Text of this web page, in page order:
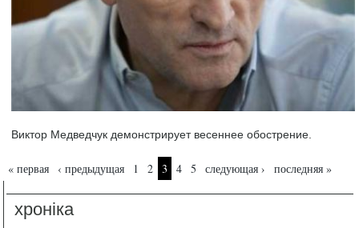
Виктор Медведчук демонстрирует весеннее обострение.
Страницы
« первая ‹ предыдущая 1 2 3 4 5 следующая › последняя »
хроніка